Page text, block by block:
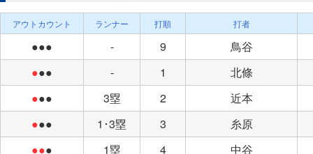
アウトカウント ランナー 打順 打者
●●● - 9
鳥谷
●●● - 1
北條
●●● 3塁 2
近本
●●● 1･3塁 3
糸原
●●● 1塁 4 中谷